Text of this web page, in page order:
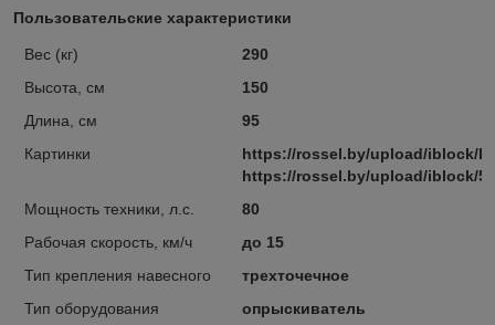
Пользовательские характеристики
Вес (кг)
290
Высота, см
150
Длина, см
95
Картинки
https://rossel.by/upload/iblock/
https://rossel.by/upload/iblock/
Мощность техники, л.с.
80
Рабочая скорость, км/ч
до 15
Тип крепления навесного
трехточечное
Тип оборудования
опрыскиватель